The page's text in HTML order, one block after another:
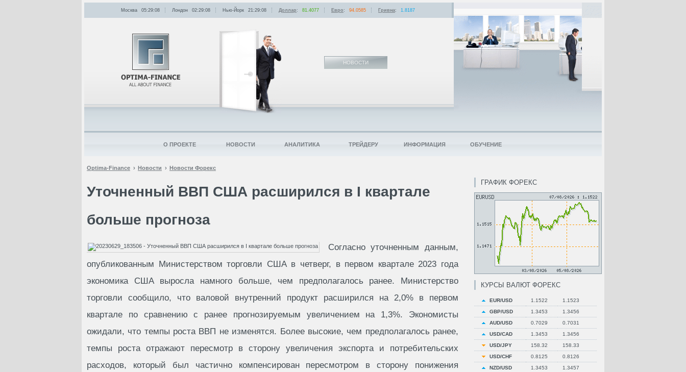
Optima-Finance Новости Новости Форекс
Уточненный ВВП США расширился в I квартале
больше прогноза
Согласно уточненным данным,
опубликованным Министерством торговли США в четверг, в первом квартале 2023 года
экономика США выросла намного больше, чем предполагалось ранее. Министерство
торговли сообщило, что валовой внутренний продукт расширился на 2,0% в первом
квартале по сравнению с ранее прогнозируемым увеличением на 1,3%. Экономисты
ожидали, что темпы роста ВВП не изменятся. Более высокие, чем предполагалось ранее,
темпы роста отражают пересмотр в сторону увеличения экспорта и потребительских
расходов, который был частично компенсирован пересмотром в сторону понижения
ГРАФИК ФОРЕКС
КУРСЫ ВАЛЮТ ФОРЕКС
EUR/USD 1.1522
1.1523
GBP/USD
1.3453
1.3456
AUD/USD
0.7029
0.7031
USD/CAD
1.3453
1.3456
USD/JPY
158.32
158.33
USD/CHF
0.8125
0.8126
NZD/USD
1.3453
1.3457
НОВОСТИ
Москва 05:29:08 Лондон 02:29:08 Нью-Йорк 21:29:08 Доллар: 81.4077 Евро: 94.0585 Гривна: 1.8187
О ПРОЕКТЕ НОВОСТИ АНАЛИТИКА ТРЕЙДЕРУ ИНФОРМАЦИЯ ОБУЧЕНИЕ